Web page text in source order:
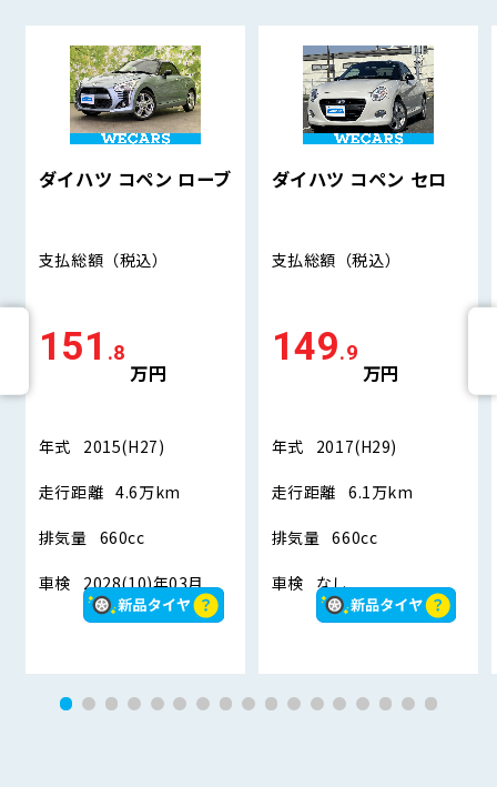
ダイハツ コペン ローブ
支払総額 （税込）
151 .8
万円
年式 2015(H27)
走行距離 4.6万km
排気量 660cc
車検 2028(10)年03月
ダイハツ コペン セロ
支払総額 （税込）
149.9
万円
年式 2017(H29)
走行距離 6.1万km
排気量 660cc
車検 なし